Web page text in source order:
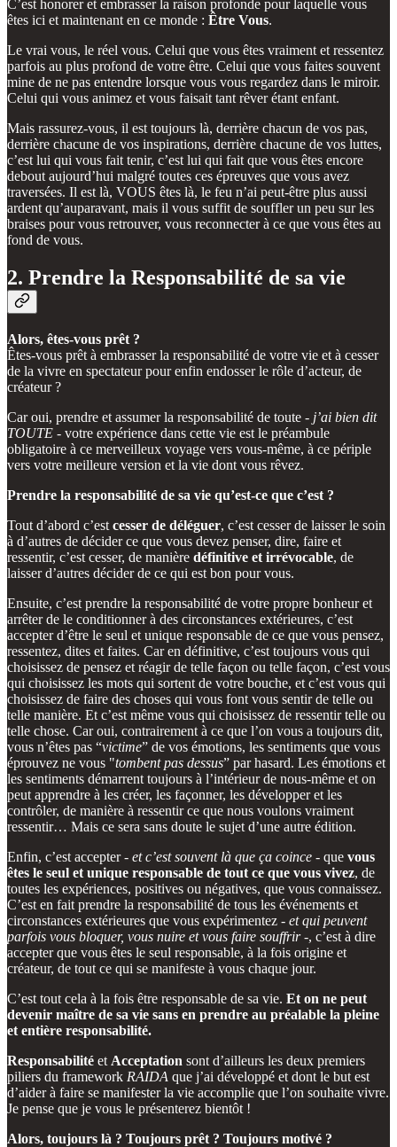
C’est honorer et embrasser la raison profonde pour laquelle vous
êtes ici et maintenant en ce monde : Être Vous.
Le vrai vous, le réel vous. Celui que vous êtes vraiment et ressentez
parfois au plus profond de votre être. Celui que vous faites souvent
mine de ne pas entendre lorsque vous vous regardez dans le miroir.
Celui qui vous animez et vous faisait tant rêver étant enfant.
Mais rassurez-vous, il est toujours là, derrière chacun de vos pas,
derrière chacune de vos inspirations, derrière chacune de vos luttes,
c’est lui qui vous fait tenir, c’est lui qui fait que vous êtes encore
debout aujourd’hui malgré toutes ces épreuves que vous avez
traversées. Il est là, VOUS êtes là, le feu n’ai peut-être plus aussi
ardent qu’auparavant, mais il vous suffit de souffler un peu sur les
braises pour vous retrouver, vous reconnecter à ce que vous êtes au
fond de vous.
2. Prendre la Responsabilité de sa vie
Alors, êtes-vous prêt ?
Êtes-vous prêt à embrasser la responsabilité de votre vie et à cesser
de la vivre en spectateur pour enfin endosser le rôle d’acteur, de
créateur ?
Car oui, prendre et assumer la responsabilité de toute - j’ai bien dit
TOUTE - votre expérience dans cette vie est le préambule
obligatoire à ce merveilleux voyage vers vous-même, à ce périple
vers votre meilleure version et la vie dont vous rêvez.
Prendre la responsabilité de sa vie qu’est-ce que c’est ?
Tout d’abord c’est cesser de déléguer, c’est cesser de laisser le soin
à d’autres de décider ce que vous devez penser, dire, faire et
ressentir, c’est cesser, de manière définitive et irrévocable, de
laisser d’autres décider de ce qui est bon pour vous.
Ensuite, c’est prendre la responsabilité de votre propre bonheur et
arrêter de le conditionner à des circonstances extérieures, c’est
accepter d’être le seul et unique responsable de ce que vous pensez,
ressentez, dites et faites. Car en définitive, c’est toujours vous qui
choisissez de pensez et réagir de telle façon ou telle façon, c’est vous
qui choisissez les mots qui sortent de votre bouche, et c’est vous qui
choisissez de faire des choses qui vous font vous sentir de telle ou
telle manière. Et c’est même vous qui choisissez de ressentir telle ou
telle chose. Car oui, contrairement à ce que l’on vous a toujours dit,
vous n’êtes pas “victime” de vos émotions, les sentiments que vous
éprouvez ne vous "tombent pas dessus” par hasard. Les émotions et
les sentiments démarrent toujours à l’intérieur de nous-même et on
peut apprendre à les créer, les façonner, les développer et les
contrôler, de manière à ressentir ce que nous voulons vraiment
ressentir… Mais ce sera sans doute le sujet d’une autre édition.
Enfin, c’est accepter - et c’est souvent là que ça coince - que vous
êtes le seul et unique responsable de tout ce que vous vivez, de
toutes les expériences, positives ou négatives, que vous connaissez.
C’est en fait prendre la responsabilité de tous les événements et
circonstances extérieures que vous expérimentez - et qui peuvent
parfois vous bloquer, vous nuire et vous faire souffrir-, c’est à dire
accepter que vous êtes le seul responsable, à la fois origine et
créateur, de tout ce qui se manifeste à vous chaque jour.
C’est tout cela à la fois être responsable de sa vie. Et on ne peut
devenir maître de sa vie sans en prendre au préalable la pleine
et entière responsabilité.
Responsabilité et Acceptation sont d’ailleurs les deux premiers
piliers du framework RAIDA que j’ai développé et dont le but est
d’aider à faire se manifester la vie accomplie que l’on souhaite vivre.
Je pense que je vous le présenterez bientôt !
Alors, toujours là ? Toujours prêt ? Toujours motivé ?